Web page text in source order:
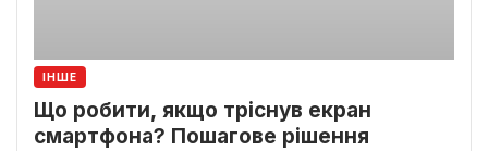
ІНШЕ
Що робити, якщо тріснув екран
смартфона? Пошагове рішення